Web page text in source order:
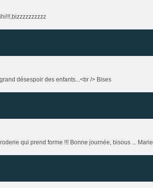
désespoir des enfants...<br /> Bises
qui prend forme !!! Bonne journée, bisous ... Marie